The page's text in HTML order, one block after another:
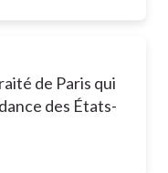
de Paris qui
des États-